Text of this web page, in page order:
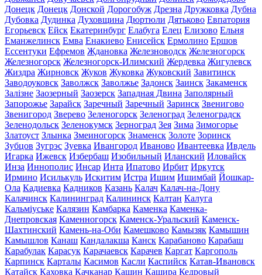
Донецк Донецк Донской Дорогобуж Дрезна Дружковка Дубна
Дубовка Дудинка Духовщина Дюртюли Дятьково Евпатория
Егорьевск Ейск Екатеринбург Елабуга Елец Елизово Ельня
Еманжелинск Емва Енакиево Енисейск Ермолино Ершов
Ессентуки Ефремов Ждановка Железноводск Железногорск
Железногорск Железногорск-Илимский Жердевка Жигулевск
Жиздра Жирновск Жуков Жуковка Жуковский Завитинск
Заводоуковск Заволжск Заволжье Задонск Заинск Закаменск
Залізне Заозерный Заозерск Западная Двина Заполярный
Запорожье Зарайск Заречный Заречный Заринск Звенигово
Звенигород Зверево Зеленогорск Зеленоград Зеленоградск
Зеленодольск Зеленокумск Зерноград Зея Зима Зимогорье
Златоуст Злынка Змеиногорск Знаменск Золоте Зоринск
Зубцов Зугрэс Зуевка Ивангород Иваново Ивантеевка Ивдель
Игарка Ижевск Избербаш Изобильный Иланский Иловайск
Инза Иннополис Инсар Инта Ипатово Ирбит Иркутск
Ирмино Исилькуль Искитим Истра Ишим Ишимбай Йошкар-
Ола Кадиевка Кадников Казань Калач Калач-на-Дону
Калачинск Калининград Калининск Калтан Калуга
Кальміуське Калязин Камбарка Каменка Каменка-
Днепровская Каменногорск Каменск-Уральский Каменск-
Шахтинский Камень-на-Оби Камешково Камызяк Камышин
Камышлов Канаш Кандалакша Канск Карабаново Карабаш
Карабулак Карасук Карачаевск Карачев Каргат Каргополь
Карпинск Карталы Касимов Касли Каспийск Катав-Ивановск
Катайск Каховка Качканар Кашин Кашира Кедровый